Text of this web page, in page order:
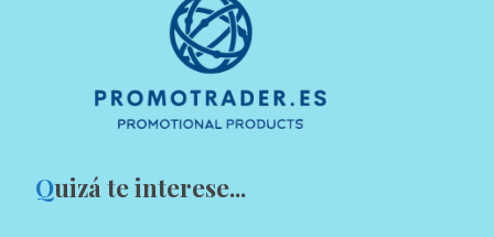
Quizá te interese...